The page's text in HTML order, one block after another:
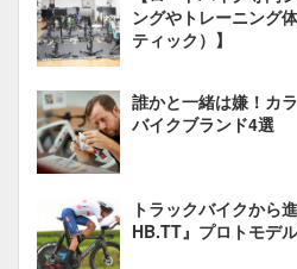
ングやトレーニング
ティック）】
誰かと一緒は嫌！カ
バイクブランド4選
トラックバイクから
HB.TT』プロトモデ